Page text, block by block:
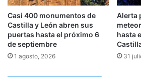
Casi 400 monumentos de
Castilla y León abren sus
puertas hasta el próximo 6
de septiembre
1 agosto, 2026
Alerta
hasta
31